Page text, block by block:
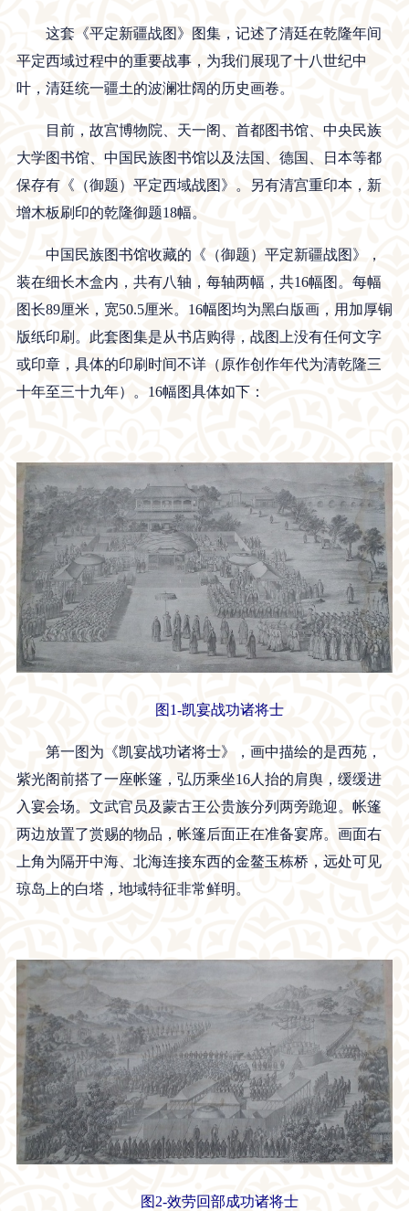
这套《平定新疆战图》图集，记述了清廷在乾隆年间
平定西域过程中的重要战事，为我们展现了十八世纪中
叶， 清廷统一疆土的波澜壮阔的历史画卷。
目前，故宫博物院、天一阁、首都图书馆、中央民族
大学图书馆、中国民族图书馆以及法国、德国、日本等都
保存有《（御题）平定西域战图》。另有清宫重印本，新
增木板刷印的乾隆御题18幅。
中国民族图书馆收藏的《（御题）平定新疆战图》，
装在细长木盒内，共有八轴，每轴两幅，共16幅图。每幅
图长89厘米，宽50.5厘米。16幅图均为黑白版画，用加厚铜
版纸印刷。此套图集是从书店购得，战图上没有任何文字
或印章，具体的印刷时间不详（原作创作年代为清乾隆三
十年至三十九年）。16幅图具体如下：
图1-凯宴战功诸将士
第一图为《凯宴战功诸将士》，画中描绘的是西苑，
紫光阁前搭了一座帐篷，弘历乘坐16人抬的肩舆，缓缓进
入宴会场。文武官员及蒙古王公贵族分列两旁跪迎。帐篷
两边放置了赏赐的物品，帐篷后面正在准备宴席。画面右
上角为隔开中海、北海连接东西的金鳌玉栋桥，远处可见
琼岛上的白塔，地域特征非常鲜明。
图2-效劳回部成功诸将士